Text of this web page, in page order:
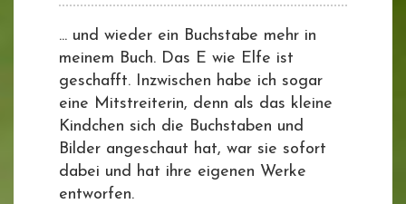
... und wieder ein Buchstabe mehr in
meinem Buch. Das E wie Elfe ist
geschafft. Inzwischen habe ich sogar
eine Mitstreiterin, denn als das kleine
Kindchen sich die Buchstaben und
Bilder angeschaut hat, war sie sofort
dabei und hat ihre eigenen Werke
entworfen.